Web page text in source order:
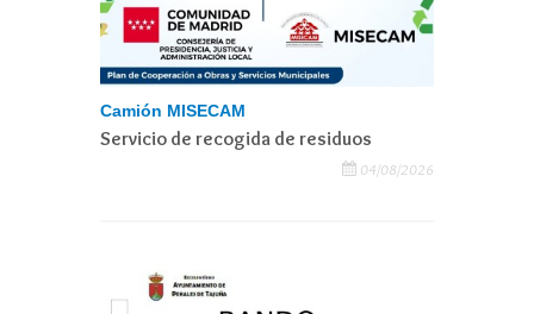
Camión MISECAM
Servicio de recogida de residuos
04/08/2026